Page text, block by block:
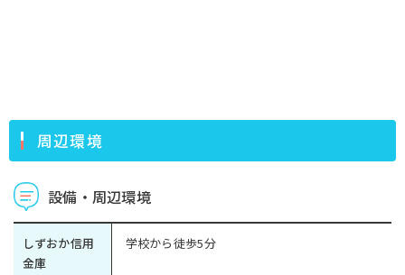
周辺環境
設備・周辺環境
しずおか信用
金庫
学校から徒歩5分